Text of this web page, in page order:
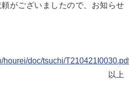
がございましたので、お知らせ
hourei/doc/tsuchi/
以上